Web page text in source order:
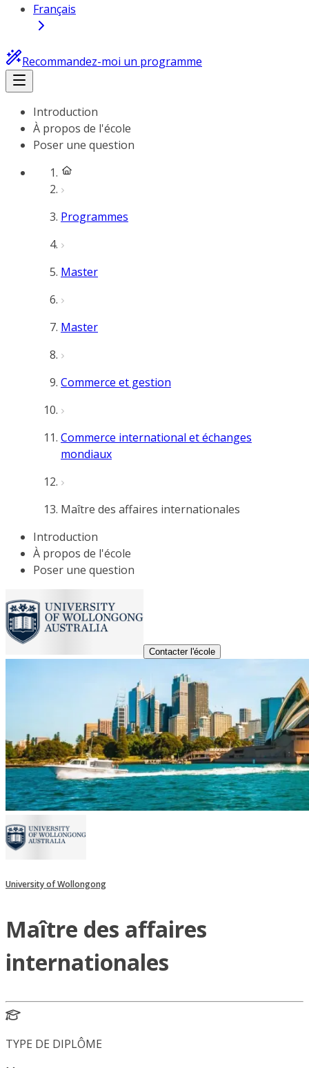
Français
Recommandez-moi un programme
Introduction
À propos de l'école
Poser une question
Programmes
Master
Master
Commerce et gestion
Commerce international et échanges
mondiaux
Maître des affaires internationales
Introduction
À propos de l'école
Poser une question
Contacter l'école
University of Wollongong
Maître des affaires
internationales
TYPE DE DIPLÔME